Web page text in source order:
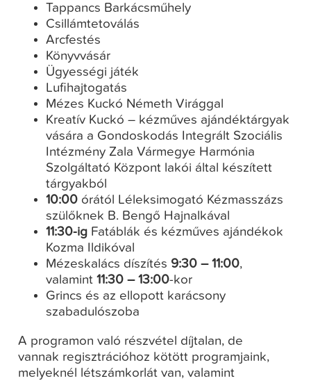
Tappancs Barkácsműhely
Csillámtetoválás
Arcfestés
Könyvvásár
Ügyességi játék
Lufihajtogatás
Mézes Kuckó Németh Virággal
Kreatív Kuckó – kézműves ajándéktárgyak
vására a Gondoskodás Integrált Szociális
Intézmény Zala Vármegye Harmónia
Szolgáltató Központ lakói által készített
tárgyakból
10:00 órától Léleksimogató Kézmasszázs
szülőknek B. Bengő Hajnalkával
11:30-ig Fatáblák és kézműves ajándékok
Kozma Ildikóval
Mézeskalács díszítés 9:30 – 11:00,
valamint11:30 – 13:00-kor
Grincs és az ellopott karácsony
szabadulószoba
A programon való részvétel díjtalan, de
vannak regisztrációhoz kötött programjaink,
melyeknél létszámkorlát van, valamint